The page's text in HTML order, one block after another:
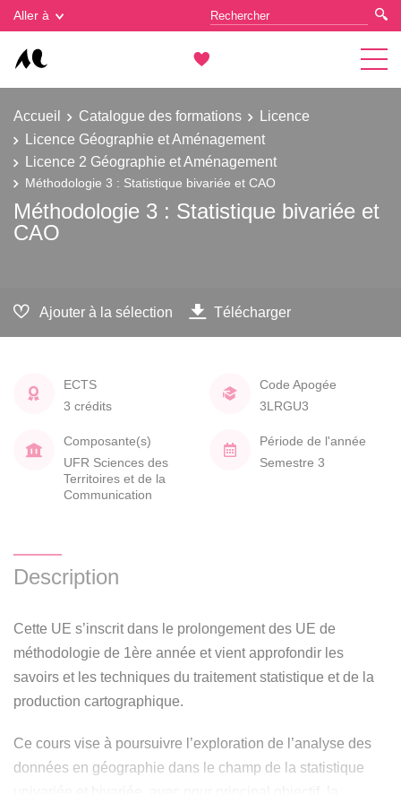
Aller à
Accueil Catalogue des formations
Licence
Licence Géographie et Aménagement
Licence 2 Géographie et Aménagement
Méthodologie 3 : Statistique bivariée et CAO
Méthodologie 3 : Statistique bivariée et
CAO
Ajouter à la sélection Télécharger
ECTS
3 crédits
Code Apogée
3LRGU3
Composante(s)
UFR Sciences des
Territoires et de la
Communication
Période de l'année
Semestre 3
Description
Cette UE s’inscrit dans le prolongement des UE de
méthodologie de 1ère année et vient approfondir les
savoirs et les techniques du traitement statistique et de la
production cartographique.
Ce cours vise à poursuivre l’exploration de l’analyse des
données en géographie dans le champ de la statistique
Gestion des cookies